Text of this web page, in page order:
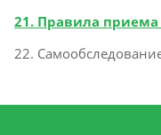
21. Правила
22.